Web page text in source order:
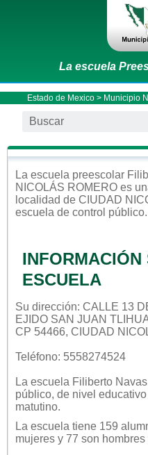
La escuela
Estado de Mexico > Municipio
La escuela preescolar
NICOLÁS ROMERO es
localidad de CIUDAD
escuela de control público.
ESCUELA
Su dirección: CALLE 13
EJIDO SAN JUAN
CP 54466, CIUDAD
Teléfono: 5558274524
La escuela Filiberto Navas
público, de nivel educativo
matutino.
La escuela tiene 159
mujeres y 77 son